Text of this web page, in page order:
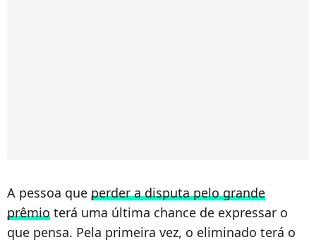
A pessoa que perder a disputa pelo grande
prêmio terá uma última chance de expressar o
que pensa. Pela primeira vez, o eliminado terá o